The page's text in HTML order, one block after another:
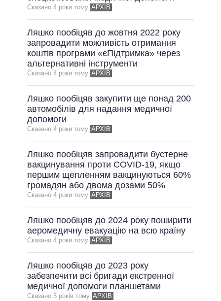
Сказано 4 роки тому АРХІВ
Ляшко пообіцяв до жовтня 2022 року
запровадити можливість отримання
коштів програми «єПідтримка» через
альтернативні інструменти
Сказано 4 роки тому АРХІВ
Ляшко пообіцяв закупити ще понад 200
автомобілів для надання медичної
допомоги
Сказано 4 роки тому АРХІВ
Ляшко пообіцяв запровадити бустерне
вакцинування проти COVID-19, якщо
першим щепленням вакцинуються 60%
громадян або двома дозами 50%
Сказано 4 роки тому АРХІВ
Ляшко пообіцяв до 2024 року поширити
аеромедичну евакуацію на всю країну
Сказано 4 роки тому АРХІВ
Ляшко пообіцяв до 2023 року
забезпечити всі бригади екстренної
медичної допомоги планшетами
Сказано 5 рокiв тому АРХІВ